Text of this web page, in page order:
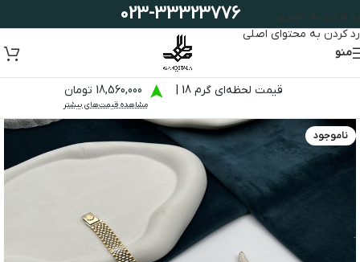
رد کردن به ناوبری
رد کردن به محتوای اصلی
023-33323776
منو
قیمت لحظه‌ای گرم 18 | 18,560,000 تومان
مشاهده قیمت‌های بیشتر
ناموجود